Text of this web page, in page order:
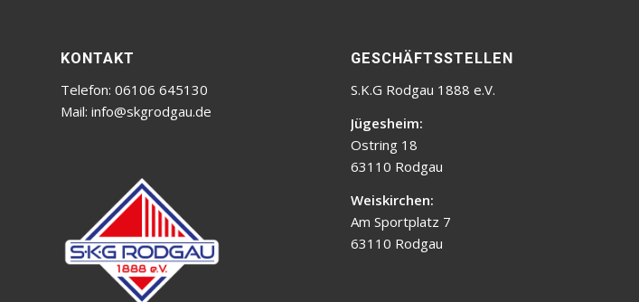
KONTAKT
Telefon: 06106 645130
Mail: info@skgrodgau.de
GESCHÄFTSSTELLEN
S.K.G Rodgau 1888 e.V.
Jügesheim:
Ostring 18
63110 Rodgau
Weiskirchen:
Am Sportplatz 7
63110 Rodgau